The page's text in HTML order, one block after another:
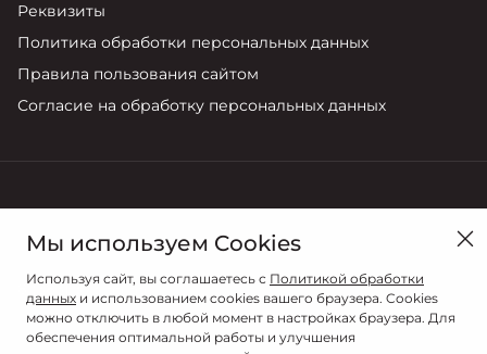
Реквизиты
Политика обработки персональных данных
Правила пользования сайтом
Согласие на обработку персональных данных
8 (383) 373-55-55
Мы используем Cookies
Используя сайт, вы соглашаетесь с Политикой обработки
данных и использованием cookies вашего браузера. Cookies
можно отключить в любой момент в настройках браузера. Для
обеспечения оптимальной работы и улучшения